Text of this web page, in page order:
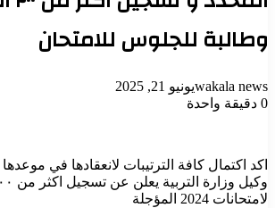
وطالبة للجلوس للامتحان
wakala newsيونيو 21, 2025
0 دقيقة واحدة
اكد اكتمال كافة الترتيبات لانعقادها في
لامتحانات 2024 المؤجلة